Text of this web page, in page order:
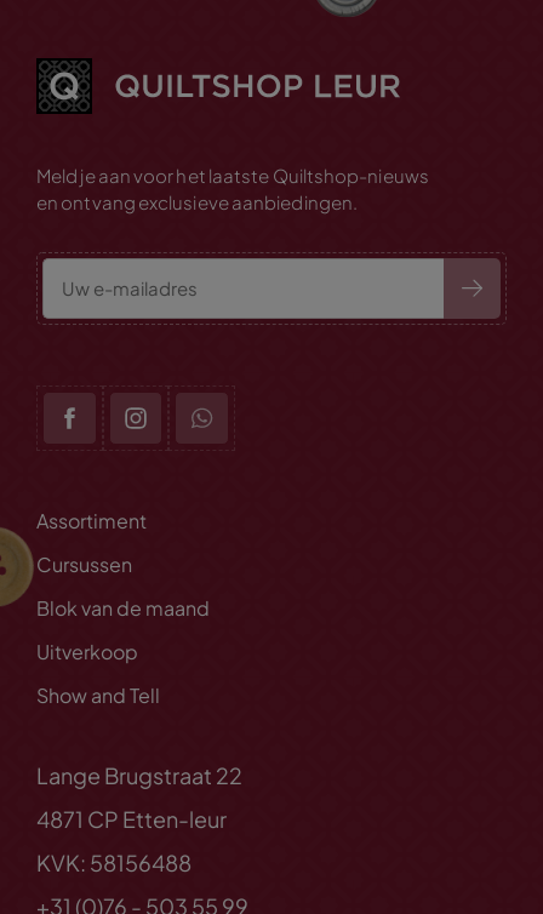
Meld je aan voor het laatste Quiltshop-nieuws
en ontvang exclusieve aanbiedingen.
Assortiment
Cursussen
Blok van de maand
Uitverkoop
Show and Tell
Lange Brugstraat 22
4871 CP Etten-leur
KVK: 58156488
+31 (0)76 - 503 55 99